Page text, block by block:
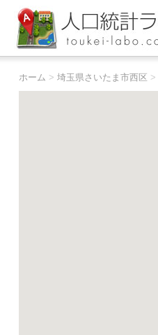
ホーム > 埼玉県さいたま市西区 >